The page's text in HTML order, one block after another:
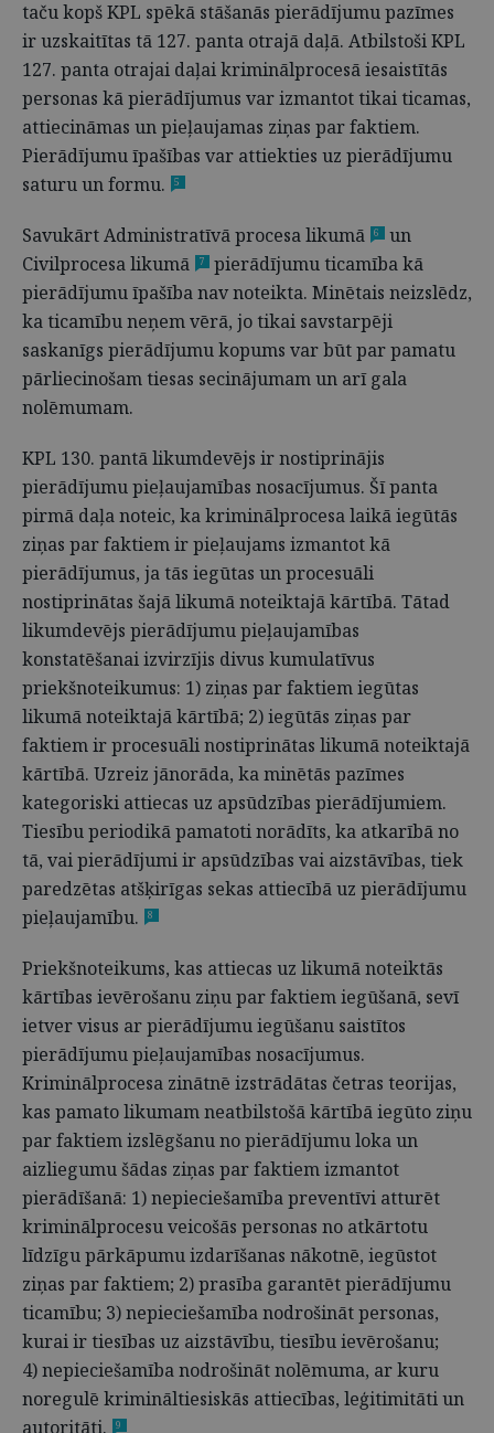
taču kopš KPL spēkā stāšanās pierādījumu pazīmes
ir uzskaitītas tā 127. panta otrajā daļā. Atbilstoši KPL
127. panta otrajai daļai kriminālprocesā iesaistītās
personas kā pierādījumus var izmantot tikai ticamas,
attiecināmas un pieļaujamas ziņas par faktiem.
Pierādījumu īpašības var attiekties uz pierādījumu
saturu un formu.
5
Savukārt Administratīvā procesa likumā 6
un
Civilprocesa likumā
7
pierādījumu ticamība kā
pierādījumu īpašība nav noteikta. Minētais neizslēdz,
ka ticamību neņem vērā, jo tikai savstarpēji
saskanīgs pierādījumu kopums var būt par pamatu
pārliecinošam tiesas secinājumam un arī gala
nolēmumam.
KPL 130. pantā likumdevējs ir nostiprinājis
pierādījumu pieļaujamības nosacījumus. Šī panta
pirmā daļa noteic, ka kriminālprocesa laikā iegūtās
ziņas par faktiem ir pieļaujams izmantot kā
pierādījumus, ja tās iegūtas un procesuāli
nostiprinātas šajā likumā noteiktajā kārtībā. Tātad
likumdevējs pierādījumu pieļaujamības
konstatēšanai izvirzījis divus kumulatīvus
priekšnoteikumus: 1) ziņas par faktiem iegūtas
likumā noteiktajā kārtībā; 2) iegūtās ziņas par
faktiem ir procesuāli nostiprinātas likumā noteiktajā
kārtībā. Uzreiz jānorāda, ka minētās pazīmes
kategoriski attiecas uz apsūdzības pierādījumiem.
Tiesību periodikā pamatoti norādīts, ka atkarībā no
tā, vai pierādījumi ir apsūdzības vai aizstāvības, tiek
paredzētas atšķirīgas sekas attiecībā uz pierādījumu
pieļaujamību.
8
Priekšnoteikums, kas attiecas uz likumā noteiktās
kārtības ievērošanu ziņu par faktiem iegūšanā, sevī
ietver visus ar pierādījumu iegūšanu saistītos
pierādījumu pieļaujamības nosacījumus.
Kriminālprocesa zinātnē izstrādātas četras teorijas,
kas pamato likumam neatbilstošā kārtībā iegūto ziņu
par faktiem izslēgšanu no pierādījumu loka un
aizliegumu šādas ziņas par faktiem izmantot
pierādīšanā: 1) nepieciešamība preventīvi atturēt
kriminālprocesu veicošās personas no atkārtotu
līdzīgu pārkāpumu izdarīšanas nākotnē, iegūstot
ziņas par faktiem; 2) prasība garantēt pierādījumu
ticamību; 3) nepieciešamība nodrošināt personas,
kurai ir tiesības uz aizstāvību, tiesību ievērošanu;
4) nepieciešamība nodrošināt nolēmuma, ar kuru
noregulē krimināltiesiskās attiecības, leģitimitāti un
autoritāti.
9